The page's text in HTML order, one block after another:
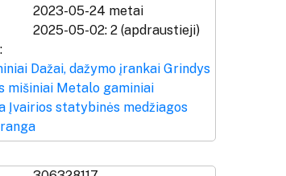
2023-05-24 metai
2025-05-02: 2 (apdraustieji)
Dažai, dažymo įrankai Grindys
mišiniai Metalo gaminiai
Įvairios statybinės medžiagos